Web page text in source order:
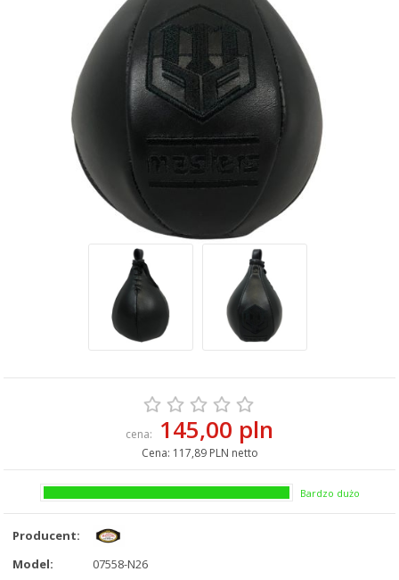
cena: 145,00 pln
Cena: 117,89 PLN netto
Bardzo dużo
Producent:
Model:
07558-N26